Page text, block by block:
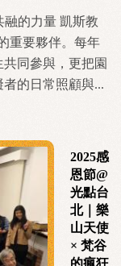
的力量 凱斯教
重要夥伴。每年
同參與，更把園
的日常照顧與...
2025感
恩節@
光點台
北｜樂
山天使
× 梵谷
的瘋狂